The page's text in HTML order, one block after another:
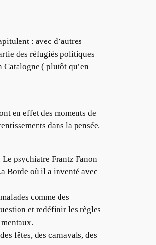
: avec d’autres
des réfugiés politiques
( plutôt qu’en
en effet des moments de
dans la pensée.
Le psychiatre Frantz Fanon
Borde où il a inventé avec
comme des
et redéfinir les règles
fêtes, des carnavals, des